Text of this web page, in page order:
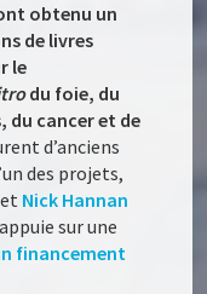
obtenu un
de livres
le
du foie, du
du cancer et de
d’anciens
des projets,
et Nick Hannan
sur une
financement